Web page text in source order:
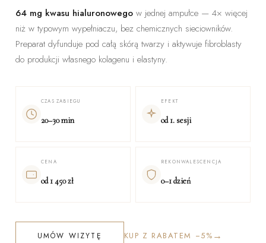
64 mg kwasu hialuronowegow jednej ampułce — 4× więcej
niż w typowym wypełniaczu, bez chemicznych sieciowników.
Preparat dyfunduje pod całą skórą twarzy i aktywuje fibroblasty
do produkcji własnego kolagenu i elastyny.
CZAS ZABIEGU
20–30 min
EFEKT
od 1. sesji
CENA
od 1 450 zł
REKONWALESCENCJA
0–1 dzień
UMÓW WIZYTĘ KUP Z RABATEM −5% →